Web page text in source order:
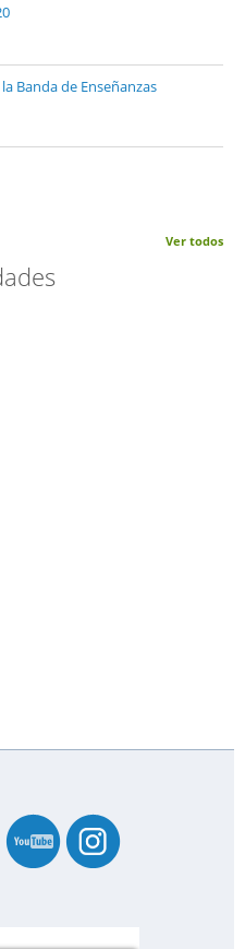
Banda de Enseñanzas
Ver todos